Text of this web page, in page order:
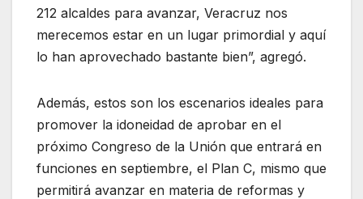
212 alcaldes para avanzar, Veracruz nos
merecemos estar en un lugar primordial y aquí
lo han aprovechado bastante bien”, agregó.
Además, estos son los escenarios ideales para
promover la idoneidad de aprobar en el
próximo Congreso de la Unión que entrará en
funciones en septiembre, el Plan C, mismo que
permitirá avanzar en materia de reformas y